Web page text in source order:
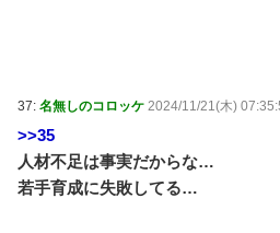
37: 名無しのコロッケ 2024/11/21(木)
>>35
人材不足は事実だからな…
若手育成に失敗してる…